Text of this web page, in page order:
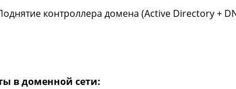
в доменной сети: